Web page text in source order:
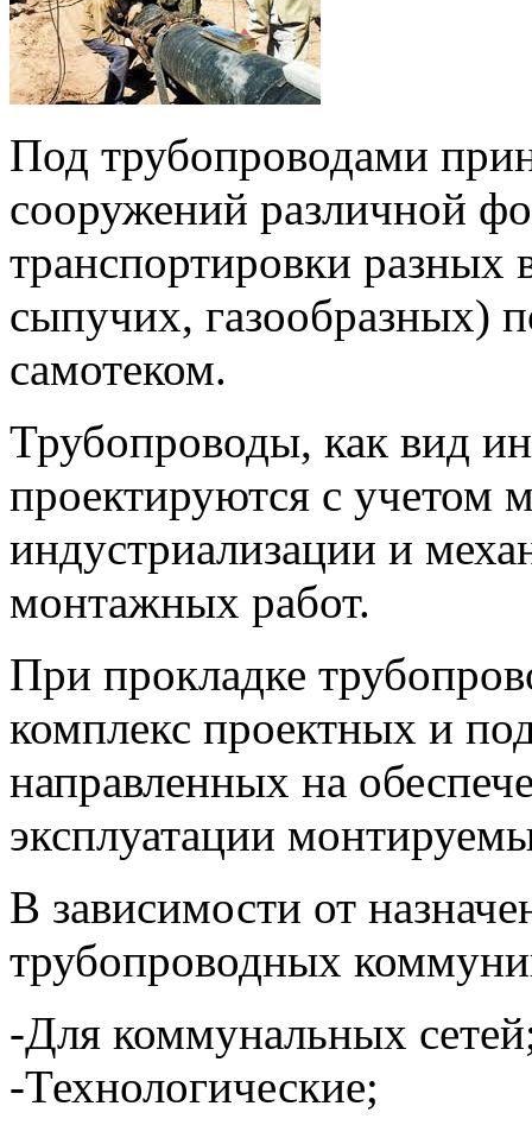
Под трубопроводами
сооружений различной
транспортировки
сыпучих, газообразных)
самотеком.
Трубопроводы, как вид
проектируются с учетом
индустриализации и
монтажных работ.
При прокладке
комплекс проектных и
направленных на
эксплуатации
В зависимости от
трубопроводных
-Для коммунальных
-Технологические;